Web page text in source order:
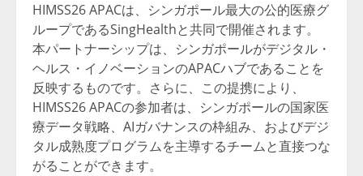
HIMSS26 APACは、シンガポール最大の公的医療グ
ループであるSingHealthと共同で開催されます。
本パートナーシップは、シンガポールがデジタル・
ヘルス・イノベーションのAPACハブであることを
反映するものです。さらに、この提携により、
HIMSS26 APACの参加者は、シンガポールの国家医
療データ戦略、AIガバナンスの枠組み、およびデジ
タル成熟度プログラムを主導するチームと直接つな
がることができます。